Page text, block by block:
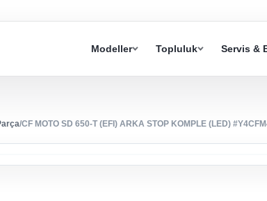
Modeller Topluluk Servis &
/CF MOTO SD 650-T (EFI) ARKA STOP KOMPLE (LED)